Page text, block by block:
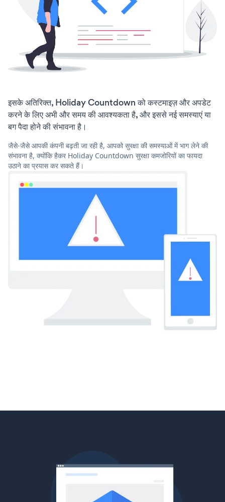
इसके अतिरिक्त, Holiday Countdown को कस्टमाइज़ और अपडेट
करने के लिए अभी और समय की आवश्यकता है, और इससे नई समस्याएं या
बग पैदा होने की संभावना है।
जैसे-जैसे आपकी कंपनी बढ़ती जा रही है, आपको सुरक्षा की समस्याओं में भाग लेने की
संभावना है, क्योंकि हैकर Holiday Countdown सुरक्षा कमजोरियों का फायदा
उठाने का प्रयास कर सकते हैं।